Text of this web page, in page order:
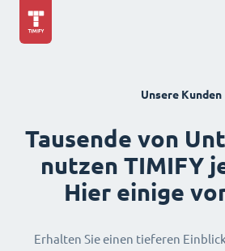
Unsere Kunden
Tausende von
nutzen TIMIFY
Hier einige
Erhalten Sie einen tieferen